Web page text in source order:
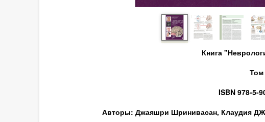
Книга
Том
ISBN 978-5-
Авторы: Джаяшри Шринивасан, Клаудия